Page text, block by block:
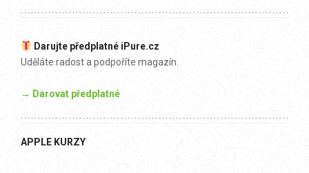
Darujte předplatné iPure.cz
Uděláte radost a podpoříte magazín.
→ Darovat předplatné
APPLE KURZY